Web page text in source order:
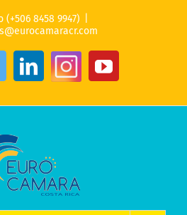
(+506 8458 9947)
LinkedIn
InstagramYouTube